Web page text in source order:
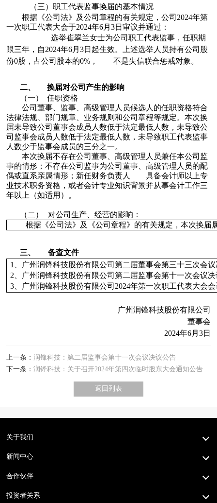
（三）职工代表监事换届的基本情况
根据《公司法》及公司章程的有关规定，公司 2024年第
一次职工代表大会于2024年6月3日审议并通过：
选举崔翠兰女士为公司职工代表监事 ，任职期
限三年 ，自2024年6月3日 起生效。上述选举人员持有公司股
份0股，占公司股本的0% ， 不是失信联合惩戒对象。
二、
换届对公司产生的影响
（一）
任职资格
公司董事、监事、高级管理人员候选人的任职资格符合
法律法规、部门规章、业务规则和公司章程等规定。本次换
届未导致公司董事会成员人数低于法定最低人数， 未导致公
司监事会成员人数低于法定最低人数， 未导致职工代表监事
人数少于监事会成员的三分之一。
本次换届不存在公司董事、高级管理人员兼任本公司监
事的情形；不存在公司监事为公司董事、高级管理人员的配
偶或直系亲属情形 ；新任财务负责人 具备会计师以上专
业技术职务资格，或者会计专业知识背景并从事会计工作三
年以上
（如适用） 。
（二）
对公司生产、经营的影响：
根据《公司法》及《公司章程》的有关规定，本次换
三、
备查文件
1
广州润锋科技股份有限公司第二届董事会第三十三次会
2 、广州润锋科技股份有限公司第二届监事会第十一次会议
3 、广州润锋科技股份有限公司 2024年第一次职工代表大会
广州润锋科技股份有限公司
董事会
2024年6月 3日
上一条：润锋科技：第二届监事会第十一次会议决议公告
下一条：润锋科技：关于召开2024年第四次临时股东大会通知公告
返回列表
关于我们
新闻中心
合作伙伴
投资者关系